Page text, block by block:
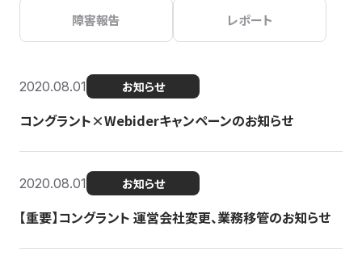
障害報告 レポート
2020.08.01 お知らせ
コングラント×Webiderキャンペーンのお知らせ
2020.08.01 お知らせ
【重要】コングラント 運営会社変更、業務移管のお知らせ